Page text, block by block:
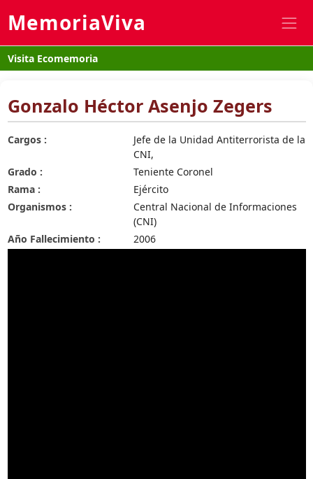
MemoriaViva
Visita Ecomemoria
Gonzalo Héctor Asenjo Zegers
Cargos :
Jefe de la Unidad Antiterrorista de la
CNI,
Grado :
Teniente Coronel
Rama :
Ejército
Organismos :
Central Nacional de Informaciones
(CNI)
Año Fallecimiento :
2006